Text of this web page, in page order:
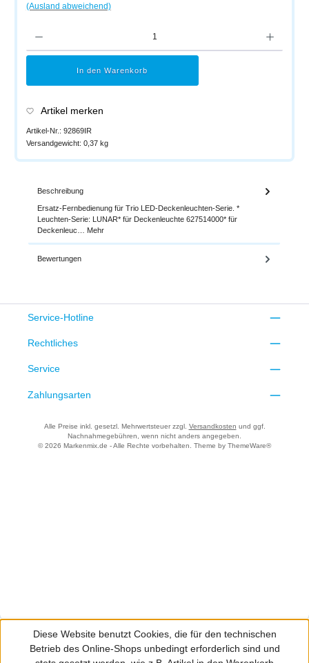
(Ausland abweichend)
In den Warenkorb
Artikel merken
Artikel-Nr.: 92869IR
Versandgewicht: 0,37 kg
Beschreibung
Ersatz-Fernbedienung für Trio LED-Deckenleuchten-Serie. *
Leuchten-Serie: LUNAR* für Deckenleuchte 627514000* für
Deckenleuc… Mehr
Bewertungen
Service-Hotline
Rechtliches
Service
Zahlungsarten
Alle Preise inkl. gesetzl. Mehrwertsteuer zzgl. Versandkosten und ggf.
Nachnahmegebühren, wenn nicht anders angegeben.
© 2026 Markenmix.de - Alle Rechte vorbehalten. Theme by ThemeWare®
Diese Website benutzt Cookies, die für den technischen
Betrieb des Online-Shops unbedingt erforderlich sind und